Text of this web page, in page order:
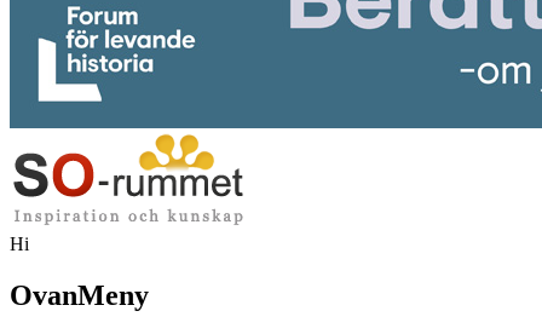
Hi
OvanMeny